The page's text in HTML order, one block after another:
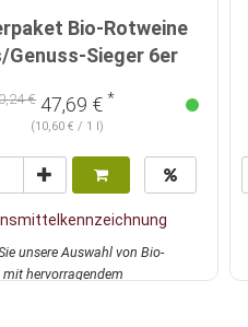
Bio-Rotweine
Genuss-Sieger 6er
€47,69 € *
(10,60 € / 1 l)
unsere Auswahl von Bio-
mit hervorragendem